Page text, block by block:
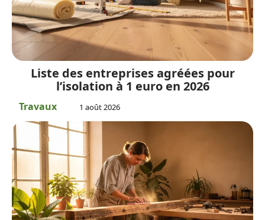
Liste des entreprises agréées pour
l’isolation à 1 euro en 2026
Travaux 1 août 2026